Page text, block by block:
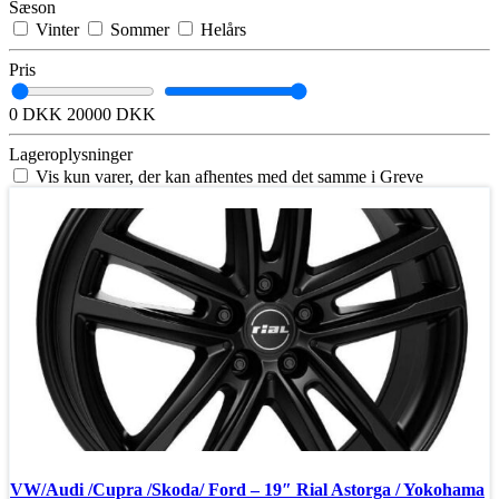
Sæson
Vinter
Sommer Helårs
Pris
0 DKK 20000 DKK
Lageroplysninger
Vis kun varer, der kan afhentes med det samme i Greve
VW/Audi /Cupra /Skoda/ Ford – 19″ Rial Astorga / Yokohama